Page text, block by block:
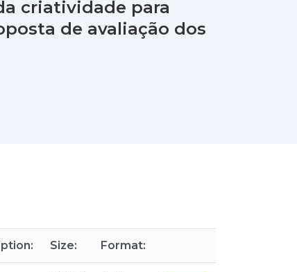
criatividade para
de avaliação dos
Size: Format: